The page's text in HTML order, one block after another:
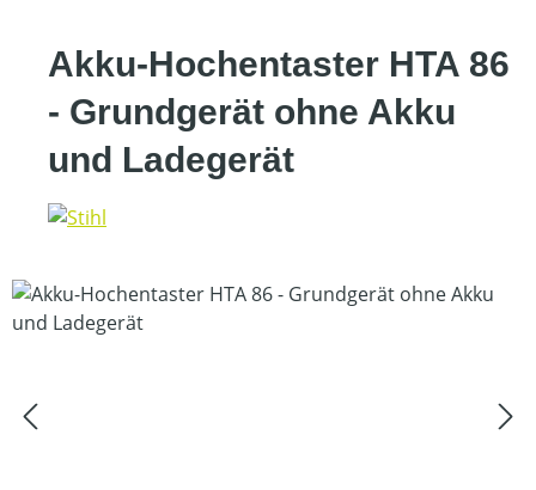
Akku-Hochentaster HTA 86
- Grundgerät ohne Akku
und Ladegerät
Bildergalerie überspringen